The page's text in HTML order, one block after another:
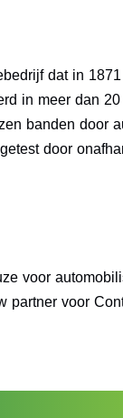
dat in
in meer dan
banden door
door
voor
partner voor